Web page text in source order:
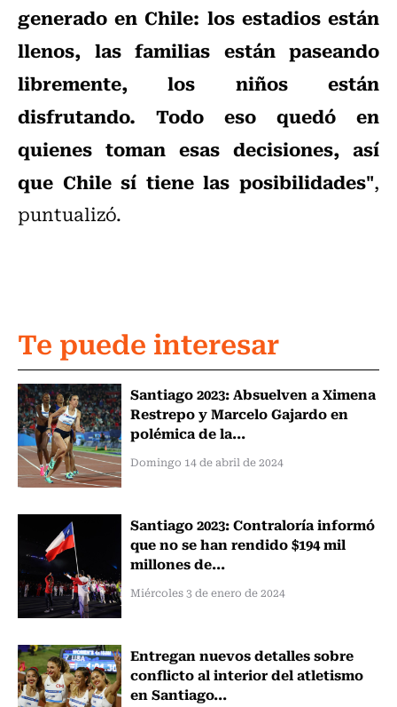
generado en Chile: los estadios están
llenos, las familias están paseando
libremente, los niños están
disfrutando. Todo eso quedó en
quienes toman esas decisiones, así
que Chile sí tiene las posibilidades",
puntualizó.
Te puede interesar
Santiago 2023: Absuelven a Ximena
Restrepo y Marcelo Gajardo en
polémica de la...
Domingo 14 de abril de 2024
Santiago 2023: Contraloría informó
que no se han rendido $194 mil
millones de...
Miércoles 3 de enero de 2024
Entregan nuevos detalles sobre
conflicto al interior del atletismo
en Santiago...